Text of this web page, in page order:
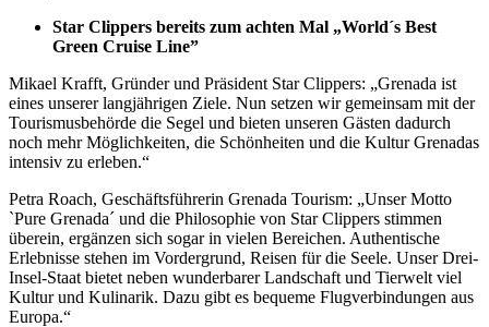
Star Clippers bereits zum achten Mal „World´s Best
Green Cruise Line”
Mikael Krafft, Gründer und Präsident Star Clippers: „Grenada ist
eines unserer langjährigen Ziele. Nun setzen wir gemeinsam mit der
Tourismusbehörde die Segel und bieten unseren Gästen dadurch
noch mehr Möglichkeiten, die Schönheiten und die Kultur Grenadas
intensiv zu erleben.“
Petra Roach, Geschäftsführerin Grenada Tourism: „Unser Motto
`Pure Grenada´ und die Philosophie von Star Clippers stimmen
überein, ergänzen sich sogar in vielen Bereichen. Authentische
Erlebnisse stehen im Vordergrund, Reisen für die Seele. Unser Drei-
Insel-Staat bietet neben wunderbarer Landschaft und Tierwelt viel
Kultur und Kulinarik. Dazu gibt es bequeme Flugverbindungen aus
Europa.“